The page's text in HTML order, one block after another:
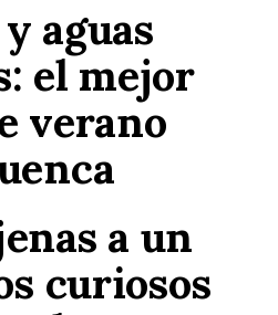
aguas
el mejor
verano
a un
curiosos